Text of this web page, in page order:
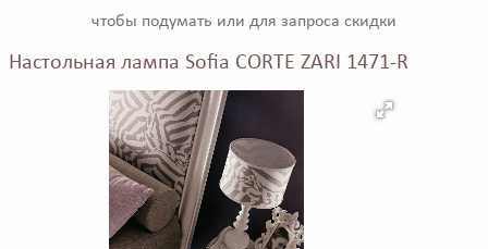
чтобы подумать или для запроса скидки
Настольная лампа Sofia CORTE ZARI 1471-R